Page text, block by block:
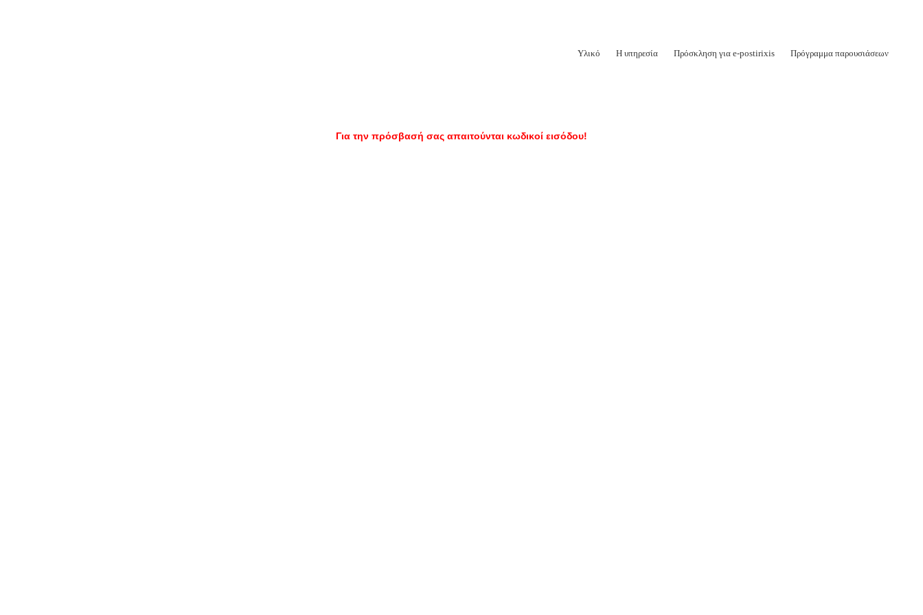
Υλικό Η υπηρεσία Πρόσκληση για e-postirixis Πρόγραμμα παρουσιάσεων
Για την πρόσβασή σας απαιτούνται κωδικοί εισόδου!